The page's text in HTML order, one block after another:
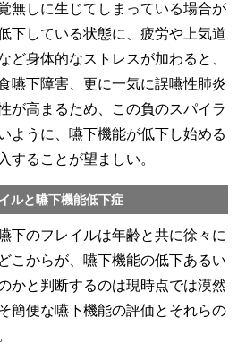
無しに生じてしまっている場合が
下している状態に、疲労や上気道
ど身体的なストレスが加わると、
嚥下障害、更に一気に誤嚥性肺炎
が高まるため、この負のスパイラ
ように、嚥下機能が低下し始める
することが望ましい。
ルと嚥下機能低下症
下のフレイルは年齢と共に徐々に
こからが、嚥下機能の低下あるい
かと判断するのは現時点では漠然
簡便な嚥下機能の評価とそれらの